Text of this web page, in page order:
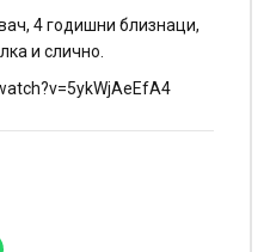
4 годишни близнаци,
и слично.